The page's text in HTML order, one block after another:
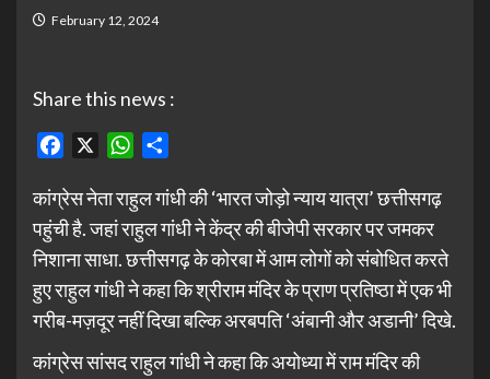
February 12, 2024
Share this news :
Facebook WhatsApp
कांग्रेस नेता राहुल गांधी की ‘भारत जोड़ो न्याय यात्रा’ छत्तीसगढ़
पहुंची है. जहां राहुल गांधी ने केंद्र की बीजेपी सरकार पर जमकर
निशाना साधा. छत्तीसगढ़ के कोरबा में आम लोगों को संबोधित करते
हुए राहुल गांधी ने कहा कि श्रीराम मंदिर के प्राण प्रतिष्ठा में एक भी
गरीब-मज़दूर नहीं दिखा बल्कि अरबपति ‘अंबानी और अडानी’ दिखे.
कांग्रेस सांसद राहुल गांधी ने कहा कि अयोध्या में राम मंदिर की